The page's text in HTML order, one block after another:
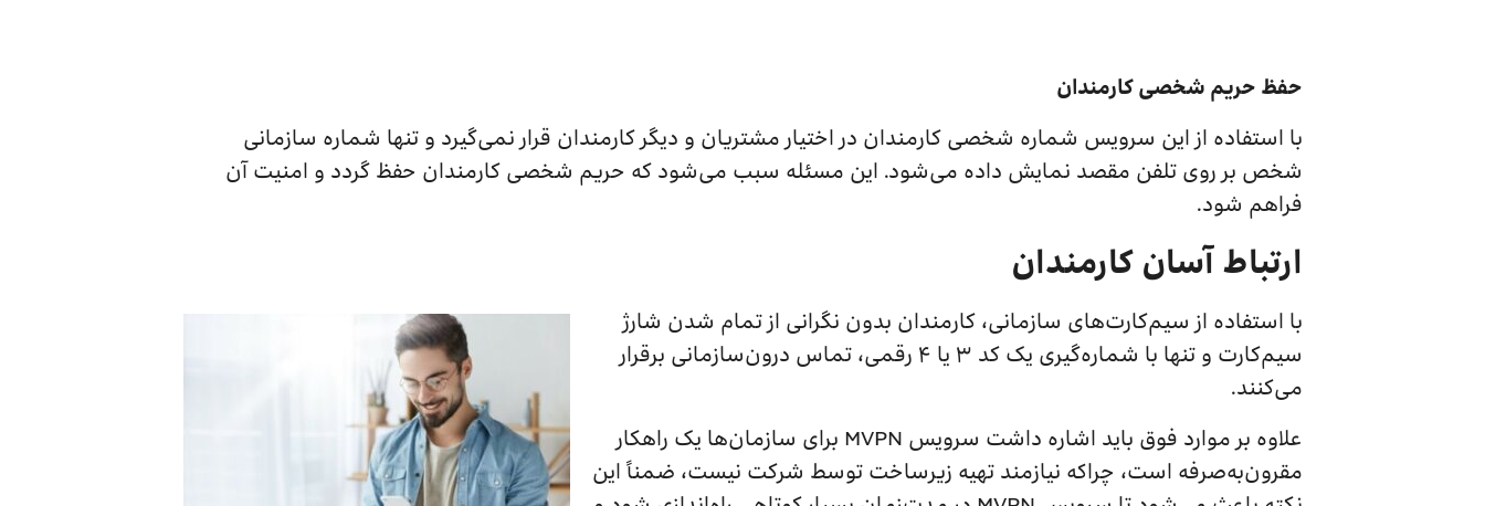
حفظ حریم شخصی کارمندان
با استفاده از این سرویس شماره شخصی کارمندان در اختیار مشتریان و دیگر کارمندان قرار نمی‌گیرد و تنها شماره سازمانی
شخص بر روی تلفن مقصد نمایش داده می‌شود. این مسئله سبب می‌شود که حریم شخصی کارمندان حفظ گردد و امنیت آن
فراهم شود.
ارتباط آسان کارمندان
با استفاده از سیم‌کارت‌های سازمانی، کارمندان بدون نگرانی از تمام شدن شارژ
سیم‌کارت و تنها با شماره‌گیری یک کد ۳ یا ۴ رقمی، تماس درون‌سازمانی برقرار
می‌کنند.
علاوه بر موارد فوق باید اشاره داشت سرویس MVPN برای سازمان‌ها یک راهکار
مقرون‌به‌صرفه است، چراکه نیازمند تهیه زیرساخت توسط شرکت نیست، ضمناً این